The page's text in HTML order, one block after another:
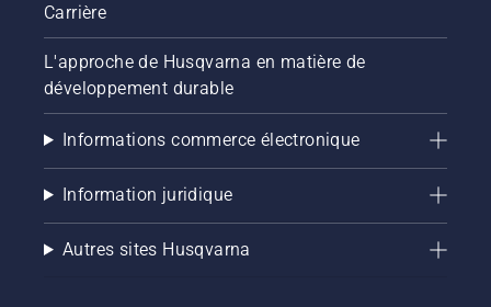
Carrière
L'approche de Husqvarna en matière de
développement durable
Informations commerce électronique
Information juridique
Autres sites Husqvarna